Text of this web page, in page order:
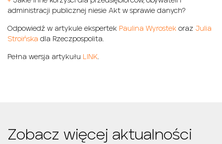
administracji publicznej niesie Akt w sprawie danych?
Odpowiedź w artykule ekspertek Paulina Wyrostek oraz Julia
Stroińska dla Rzeczpospolita.
Pełna wersja artykułu LINK.
Zobacz więcej aktualności